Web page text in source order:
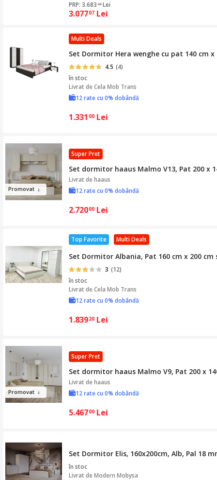
PRP: 3.683 44 Lei
3.07707 Lei
Multi Deals
Set Dormitor Hera wenghe cu pat 140 cm x
4.5 (4)
în stoc
Livrat deCela Mob Trans
12 rate cu 0% dobândă
1.331 00 Lei
Promovat
Super Pret
Set dormitor haaus Malmo V13, Pat 200 x
Livrat dehaaus
12 rate cu 0% dobândă
2.72000 Lei
Multi Deals
Top Favorite
Set Dormitor Albania, Pat 160 cm x 200
3 (12)
în stoc
Livrat deCela Mob Trans
12 rate cu 0% dobândă
1.83920 Lei
Promovat
Super Pret
Set dormitor haaus Malmo V9, Pat 200 x
Livrat dehaaus
12 rate cu 0% dobândă
5.46700 Lei
Set Dormitor Elis, 160x200cm, Alb, Pal 18
în stoc
Livrat deModern Mobysa